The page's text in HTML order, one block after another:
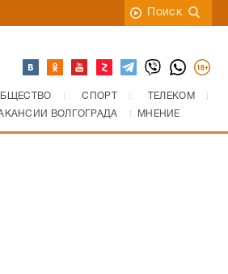
Поиск
СПОРТ
ТЕЛЕКОМ
ВОЛГОГРАДА МНЕНИЕ